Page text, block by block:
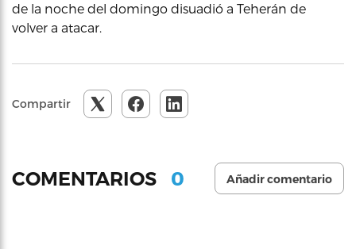
de la noche del domingo disuadió a Teherán de
volver a atacar.
Compartir
COMENTARIOS 0 Añadir comentario